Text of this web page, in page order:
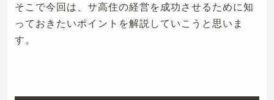
そこで今回は、サ高住の経営を成功させるために知
っておきたいポイントを解説していこうと思いま
す。